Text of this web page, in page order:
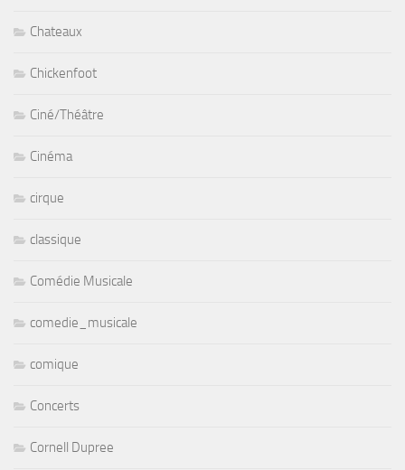
Chateaux
Chickenfoot
Ciné/Théâtre
Cinéma
cirque
classique
Comédie Musicale
comedie_musicale
comique
Concerts
Cornell Dupree